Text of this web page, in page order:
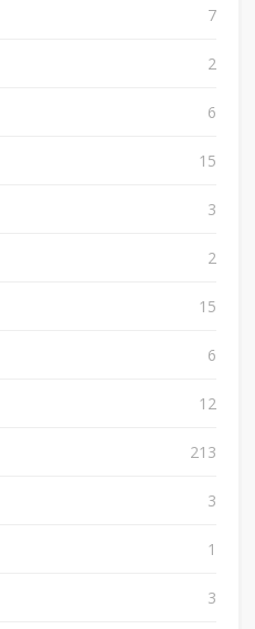
7
2
6
15
3
2
15
6
12
213
3
1
3